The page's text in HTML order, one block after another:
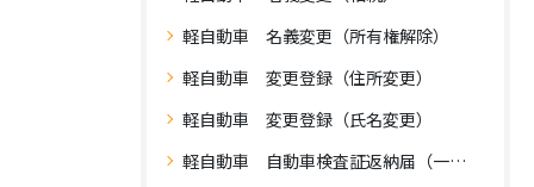
軽自動車 名義変更（所有権解除）
軽自動車 変更登録（住所変更）
軽自動車 変更登録（氏名変更）
軽自動車 自動車検査証返納届（一時使用中止）